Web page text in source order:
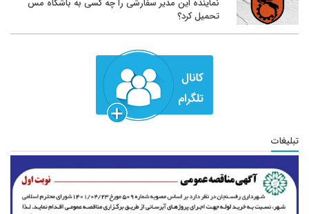
نماینده این مدیر سفارشی را چه کسی به باشگاه مس
تحمیل کرد؟
تبلیغات